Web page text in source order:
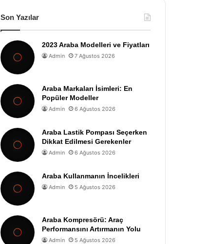
Son Yazılar
2023 Araba Modelleri ve Fiyatları
Admin 7 Ağustos 2026
Araba Markaları İsimleri: En
Popüler Modeller
Admin 6 Ağustos 2026
Araba Lastik Pompası Seçerken
Dikkat Edilmesi Gerekenler
Admin 6 Ağustos 2026
Araba Kullanmanın İncelikleri
Admin 5 Ağustos 2026
Araba Kompresörü: Araç
Performansını Artırmanın Yolu
Admin 5 Ağustos 2026